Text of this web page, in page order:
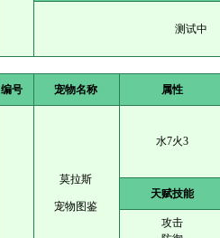
测试中
编号 宠物名称 属性
莫拉斯
宠物图鉴
水7火3
天赋技能
攻击